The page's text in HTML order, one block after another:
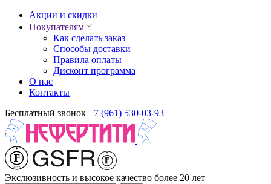
Акции и скидки
Покупателям
Как сделать заказ
Способы доставки
Правила оплаты
Дисконт программа
О нас
Контакты
Бесплатный звонок +7 (961) 530-03-93
Экслюзивность и высокое качество более 20 лет